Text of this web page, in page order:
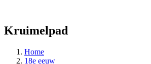
Kruimelpad
Home
18e eeuw